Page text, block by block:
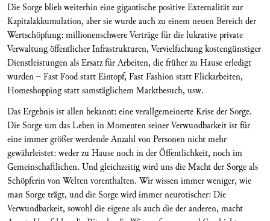
Die Sorge blieb weiterhin eine gigantische positive Externalität zur
Kapitalakkumulation, aber sie wurde auch zu einem neuen Bereich der
Wertschöpfung: millionenschwere Verträge für die lukrative private
Verwaltung öffentlicher Infrastrukturen, Vervielfachung kostengünstiger
Dienstleistungen als Ersatz für Arbeiten, die früher zu Hause erledigt
wurden – Fast Food statt Eintopf, Fast Fashion statt Flickarbeiten,
Homeshopping statt samstäglichem Marktbesuch, usw.
Das Ergebnis ist allen bekannt: eine verallgemeinerte Krise der Sorge.
Die Sorge um das Leben in Momenten seiner Verwundbarkeit ist für
eine immer größer werdende Anzahl von Personen nicht mehr
gewährleistet: weder zu Hause noch in der Öffentlichkeit, noch im
Gemeinschaftlichen. Und gleichzeitig wird uns die Macht der Sorge als
Schöpferin von Welten vorenthalten. Wir wissen immer weniger, wie
man Sorge trägt, und die Sorge wird immer neurotischer: Die
Verwundbarkeit, sowohl die eigene als auch die der anderen, macht